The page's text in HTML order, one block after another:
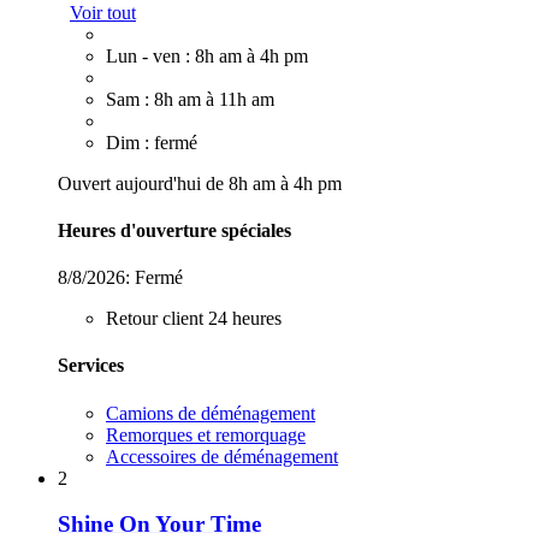
Voir tout
Lun - ven : 8h am à 4h pm
Sam : 8h am à 11h am
Dim : fermé
Ouvert aujourd'hui de 8h am à 4h pm
Heures d'ouverture spéciales
8/8/2026: Fermé
Retour client 24 heures
Services
Camions de déménagement
Remorques et remorquage
Accessoires de déménagement
2
Shine On Your Time